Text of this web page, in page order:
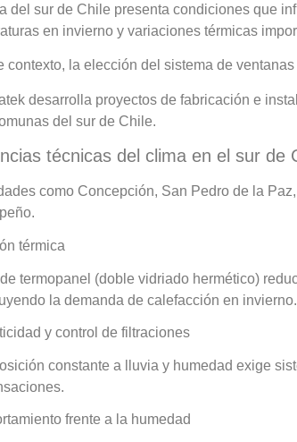
del sur de Chile presenta condiciones que
en invierno y variaciones térmicas
contexto, la elección del sistema de
desarrolla proyectos de fabricación e
del sur de Chile.
técnicas del clima en el sur de
como Concepción, San Pedro de la
térmica
termopanel (doble vidriado hermético)
la demanda de calefacción en invierno.
y control de filtraciones
constante a lluvia y humedad exige
frente a la humedad